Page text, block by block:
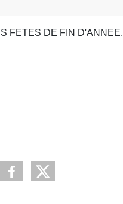
FETES DE FIN D'ANNEE.